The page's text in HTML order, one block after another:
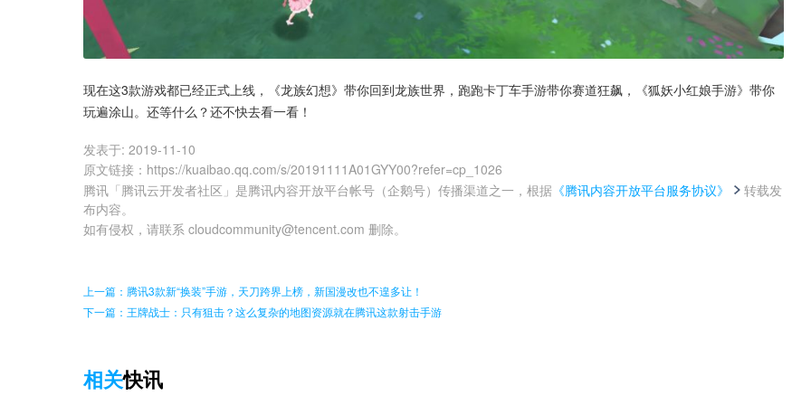
现在这3款游戏都已经正式上线，《龙族幻想》带你回到龙族世界，跑跑卡丁车手游带你赛道狂飙，《狐妖小红娘手游》带你
玩遍涂山。还等什么？还不快去看一看！
发表于: 2019-11-10
原文链接 ： https://kuaibao.qq.com/s/20191111A01GYY00?refer=cp_1026
腾讯「腾讯云开发者社区」是腾讯内容开放平台帐号（企鹅号）传播渠道之一，根据 《腾讯内容开放平台服务协议》
转载发
布内容。
如有侵权，请联系 cloudcommunity@tencent.com 删除。
上一篇：腾讯3款新“换装”手游，天刀跨界上榜，新国漫改也不遑多让！
下一篇：王牌战士：只有狙击？这么复杂的地图资源就在腾讯这款射击手游
相关快讯